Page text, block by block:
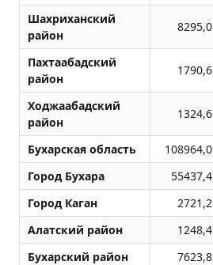
Шахриханский
район
8295,0
Пахтаабадский
район
1790,6
Ходжаабадский
район
1324,6
Бухарская область 108964,0
Город Бухара
55437,4
Город Каган
2721,2
Алатский район
1248,4
Бухарский район
7623,8